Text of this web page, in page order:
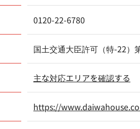
0120-22-6780
国土交通大臣許可（特-22）
主な対応エリアを確認する
https://